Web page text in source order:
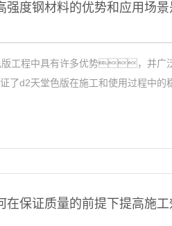
强度钢材料的优势和应用场
版工程中具有许多优势，并
d2天堂色版在施工和使用过程中的
在保证质量的前提下提高